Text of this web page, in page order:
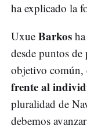
ha explicado la
Uxue Barkos
desde puntos
objetivo común,
frente al
pluralidad de
debemos